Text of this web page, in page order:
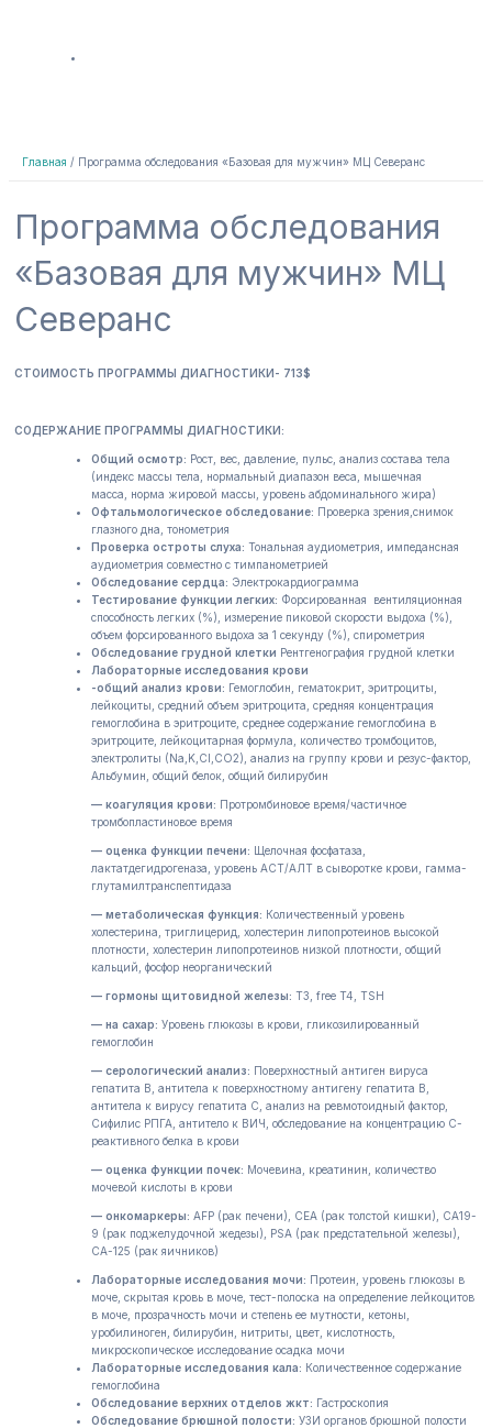
Главная Программа обследования «Базовая для мужчин» МЦ Северанс
Программа обследования
«Базовая для мужчин» МЦ
Северанс
СТОИМОСТЬ ПРОГРАММЫ ДИАГНОСТИКИ- 713$
СОДЕРЖАНИЕ ПРОГРАММЫ ДИАГНОСТИКИ:
Общий осмотр: Рост, вес, давление, пульс, анализ состава тела
(индекс массы тела, нормальный диапазон веса, мышечная
масса, норма жировой массы, уровень абдоминального жира)
Офтальмологическое обследование: Проверка зрения,снимок
глазного дна, тонометрия
Проверка остроты слуха: Тональная аудиометрия, импедансная
аудиометрия совместно с тимпанометрией
Обследование сердца: Электрокардиограмма
Тестирование функции легких: Форсированная вентиляционная
способность легких (%), измерение пиковой скорости выдоха (%),
объем форсированного выдоха за 1 секунду (%), спирометрия
Обследование грудной клетки Рентгенография грудной клетки
Лабораторные исследования крови​
-общий анализ крови: Гемоглобин, гематокрит, эритроциты,
лейкоциты, средний объем эритроцита, средняя концентрация
гемоглобина в эритроците, среднее содержание гемоглобина в
эритроците, лейкоцитарная формула, количество тромбоцитов,
электролиты (Na,K,CI,CO2), анализ на группу крови и резус-фактор,
Альбумин, общий белок, общий билирубин
— коагуляция крови: Протромбиновое время/частичное
тромбопластиновое время
— оценка функции печени: Щелочная фосфатаза,
лактатдегидрогеназа, уровень АСТ/АЛТ в сыворотке крови, гамма-
глутамилтранспептидаза
— метаболическая функция: Количественный уровень
холестерина, триглицерид, холестерин липопротеинов высокой
плотности, холестерин липопротеинов низкой плотности, общий
кальций, фосфор неорганический
— гормоны щитовидной железы: T3, free T4, TSH
— на сахар: Уровень глюкозы в крови, гликозилированный
гемоглобин
— серологический анализ: Поверхностный антиген вируса
гепатита В, антитела к поверхностному антигену гепатита В,
антитела к вирусу гепатита С, анализ на ревмотоидный фактор,
Сифилис РПГА, антитело к ВИЧ, обследование на концентрацию С-
реактивного белка в крови
— оценка функции почек: Мочевина, креатинин, количество
мочевой кислоты в крови
— онкомаркеры: AFP (рак печени), CEA (рак толстой кишки), CA19-
9 (рак поджелудочной жедезы), PSA (рак предстательной железы),
CA-125 (рак яичников)
Лабораторные исследования мочи: Протеин, уровень глюкозы в
моче, скрытая кровь в моче, тест-полоска на определение лейкоцитов
в моче, прозрачность мочи и степень ее мутности, кетоны,
уробилиноген, билирубин, нитриты, цвет, кислотность,
микроскопическое исследование осадка мочи
Лабораторные исследования кала: Количественное содержание
гемоглобина
Обследование верхних отделов жкт: Гастроскопия
Обследование брюшной полости: УЗИ органов брюшной полости